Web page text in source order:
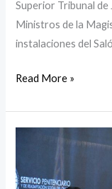
Superior Tribunal de
Ministros de la
instalaciones del
Read More »
Ceremonia
Juramento